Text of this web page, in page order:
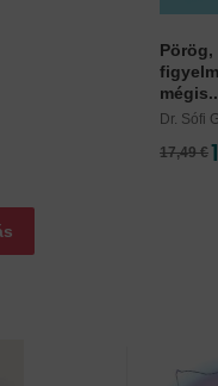
Pörög,
Dr. Sófi
17,49 €